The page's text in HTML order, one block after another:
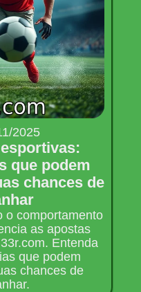
2025
que podem
chances de
o comportamento
as apostas
Entenda
que podem
chances de